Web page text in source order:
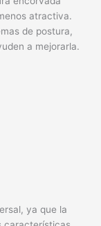
atractiva.
de postura,
a mejorarla.
ya que la